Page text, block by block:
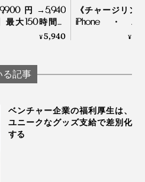
9,900円→5,940
最大150時間の
、スマホ充電も
式ランタン｜
¥5,940
《チャージリン
iPhone・
Watch・AirPods
器」｜MaGdget
¥
る記事
ベンチャー企業の福利厚生は、
ユニークなグッズ支給で差別化
する